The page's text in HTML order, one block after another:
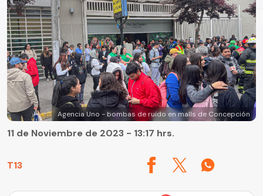
Agencia Uno - bombas de ruido en malls de Concepción
T13
11 de Noviembre de 2023 - 13:17 hrs.